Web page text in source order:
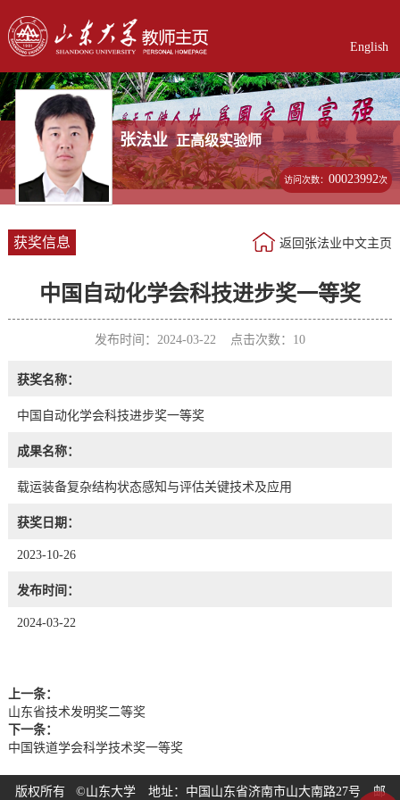
English
张法业 正高级实验师
访问次数：00023992次
获奖信息 返回张法业中文主页
中国自动化学会科技进步奖一等奖
发布时间：2024-03-22 点击次数： 10
获奖名称：
中国自动化学会科技进步奖一等奖
成果名称：
载运装备复杂结构状态感知与评估关键技术及应用
获奖日期：
2023-10-26
发布时间：
2024-03-22
上一条：
山东省技术发明奖二等奖
下一条：
中国铁道学会科学技术奖一等奖
版权所有 ©山东大学 地址：中国山东省济南市山大南路27号 邮